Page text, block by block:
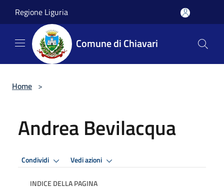
Regione Liguria
Comune di Chiavari
Home >
Andrea Bevilacqua
Condividi Vedi azioni
INDICE DELLA PAGINA